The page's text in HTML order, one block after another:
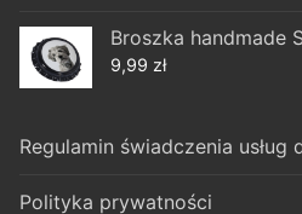
Broszka handmade
9,99 zł
Regulamin świadczenia
Polityka prywatności